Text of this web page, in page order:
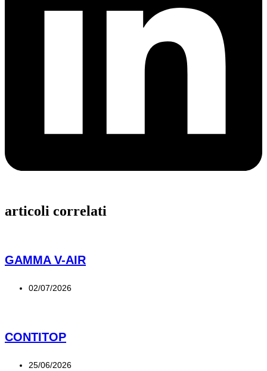
articoli correlati
GAMMA V-AIR
02/07/2026
CONTITOP
25/06/2026